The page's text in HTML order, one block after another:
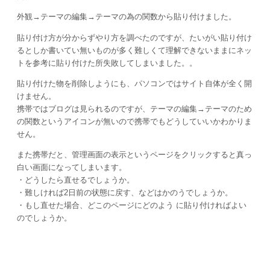
外観→テーマの編集→テーマの為の関数から貼り付けました。
貼り付け方が分からずやり方を調べたのですが、たいがい貼り付け
るとしか書いてい無いものが多く難しくて理解できないままにネッ
トを参考に貼り付けた所失敗してしまいました。。
貼り付けた物を削除しようにも、パソコンではサイト自体が全く開
けません。
携帯ではブログは見られるのですが、テーマの編集→テーマのため
の関数というアイコンが無いので携帯でもどうしていいかわかりま
せん。
また携帯だと、管理画面の表示というページをクリックすると真っ
白い画面になってしまいます。
・どうしたら直せるでしょうか。
・難しければ2日前の状態に戻す、などはかのうでしょうか。
・もし直せた場合、どこのページにどのよう に貼り付ければよい
のでしょうか。